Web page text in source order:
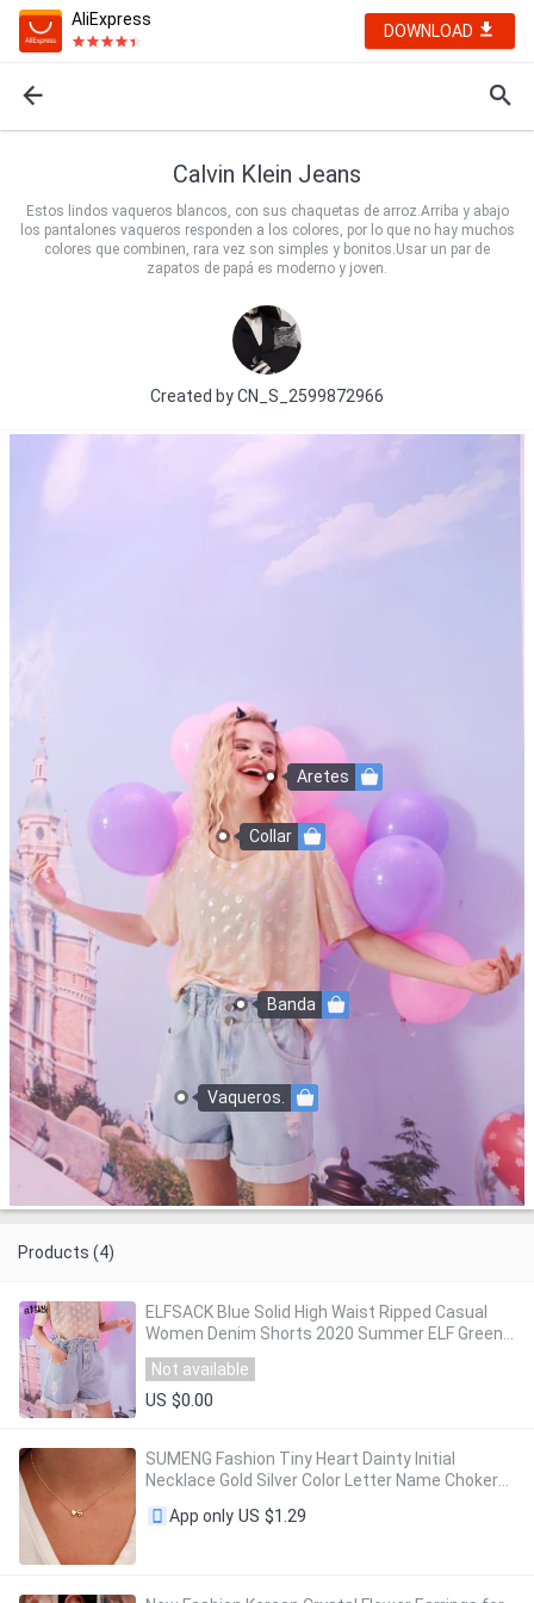
AliExpress
DOWNLOAD
Calvin Klein Jeans
Estos lindos vaqueros blancos, con sus chaquetas de arroz.Arriba y abajo
los pantalones vaqueros responden a los colores, por lo que no hay muchos
colores que combinen, rara vez son simples y bonitos.Usar un par de
zapatos de papá es moderno y joven.
Created byCN_S_2599872966
Vaqueros.
Collar
Aretes
Banda
Products (4)
ELFSACK Blue Solid High Waist Ripped Casual
Women Denim Shorts 2020 Summer ELF Green
Korean Ladies Daily Wide Leg White Bottoms
Not available
US $0.00
SUMENG Fashion Tiny Heart Dainty Initial
Necklace Gold Silver Color Letter Name Choker
App only US $1.29